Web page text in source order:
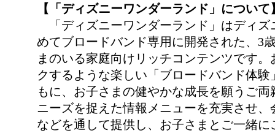
【「ディズニーワンダーランド」について
「ディズニーワンダーランド」はディズ
めてブロードバンド専用に開発された、3
まのいる家庭向けリッチコンテンツです
クするような楽しい「ブロードバンド体験
もに、お子さまの健やかな成長を願うご
ニーズを捉えた情報メニューを充実させ、
などを通して提供し、お子さまとご一緒に